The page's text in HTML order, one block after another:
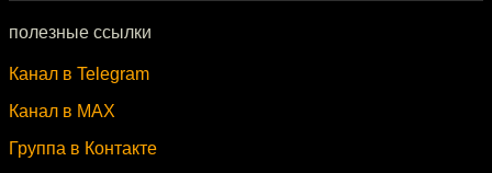
полезные ссылки
Канал в Telegram
Канал в MAX
Группа в Контакте